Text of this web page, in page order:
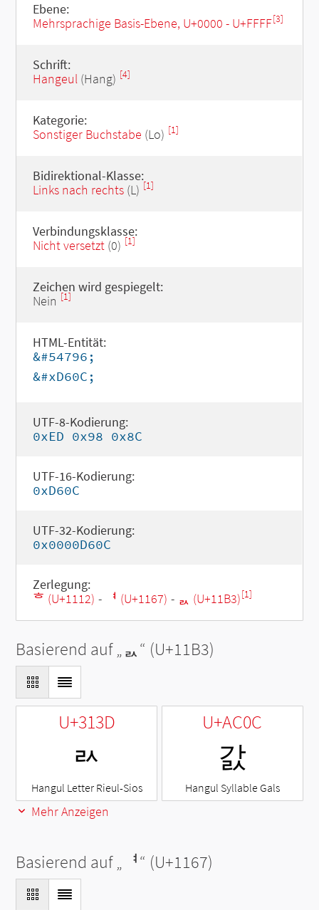
Ebene:
Mehrsprachige Basis-Ebene, U+0000 - U+FFFF[3]
Schrift:
Hangeul(Hang) [4]
Kategorie:
Sonstiger Buchstabe (Lo) [1]
Bidirektional-Klasse:
Links nach rechts(L) [1]
Verbindungsklasse:
Nicht versetzt(0) [1]
Zeichen wird gespiegelt:
Nein [1]
HTML-Entität:
&#54796;
&#xD60C;
UTF-8-Kodierung:
0xED 0x98 0x8C
UTF-16-Kodierung:
0xD60C
UTF-32-Kodierung:
0x0000D60C
Zerlegung:
ᄒ (U+1112) - ᅧ (U+1167) - ᆳ (U+11B3)[1]
Basierend auf „ᆳ“ (U+11B3)
U+313D
ㄽ
Hangul Letter Rieul-Sios
U+AC0C
갌
Hangul Syllable Gals
Mehr Anzeigen
Basierend auf „ ᅧ“ (U+1167)